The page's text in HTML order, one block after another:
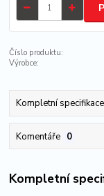
Číslo produktu:
Výrobce:
Kompletní specifikace
Komentáře 0
Kompletní